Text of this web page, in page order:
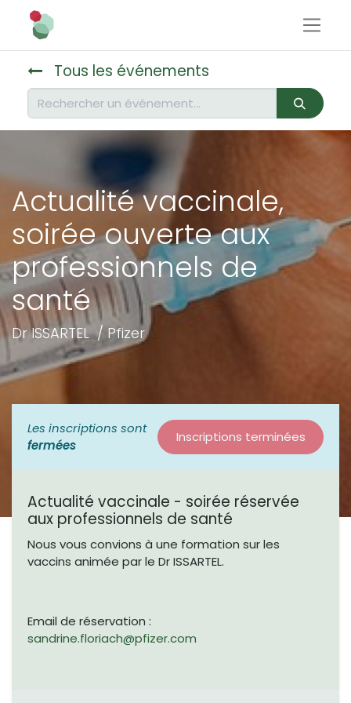
Tous les événements
Actualité vaccinale,
soirée ouverte aux
professionnels de
santé
Dr ISSARTEL / Pfizer
Les inscriptions sont
fermées
Inscriptions terminées
Actualité vaccinale - soirée réservée
aux professionnels de santé
Nous vous convions à une formation sur les
vaccins animée par le Dr ISSARTEL.
Email de réservation :
sandrine.floriach@pfizer.com